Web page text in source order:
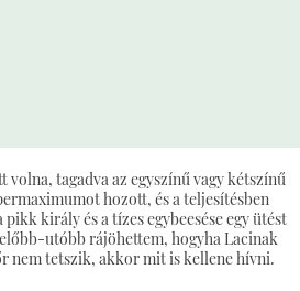
volna, tagadva az egyszínű vagy kétszínű
hozott, és a teljesítésben
király és a tízes egybeesése egy ütést
utóbb rájöhettem, hogyha Lacinak
nem tetszik, akkor mit is kellene hívni.